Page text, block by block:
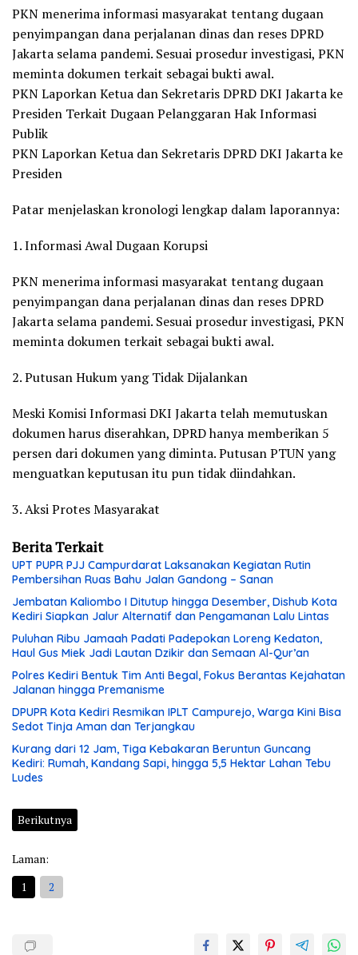
PKN menerima informasi masyarakat tentang dugaan
penyimpangan dana perjalanan dinas dan reses DPRD
Jakarta selama pandemi. Sesuai prosedur investigasi, PKN
meminta dokumen terkait sebagai bukti awal.
PKN Laporkan Ketua dan Sekretaris DPRD DKI Jakarta ke
Presiden Terkait Dugaan Pelanggaran Hak Informasi
Publik
PKN Laporkan Ketua dan Sekretaris DPRD DKI Jakarta ke
Presiden
Patar menjelaskan kronologi lengkap dalam laporannya:
1. Informasi Awal Dugaan Korupsi
PKN menerima informasi masyarakat tentang dugaan
penyimpangan dana perjalanan dinas dan reses DPRD
Jakarta selama pandemi. Sesuai prosedur investigasi, PKN
meminta dokumen terkait sebagai bukti awal.
2. Putusan Hukum yang Tidak Dijalankan
Meski Komisi Informasi DKI Jakarta telah memutuskan
dokumen harus diserahkan, DPRD hanya memberikan 5
persen dari dokumen yang diminta. Putusan PTUN yang
menguatkan keputusan itu pun tidak diindahkan.
3. Aksi Protes Masyarakat
Berita Terkait
UPT PUPR PJJ Campurdarat Laksanakan Kegiatan Rutin
Pembersihan Ruas Bahu Jalan Gandong – Sanan
Jembatan Kaliombo I Ditutup hingga Desember, Dishub Kota
Kediri Siapkan Jalur Alternatif dan Pengamanan Lalu Lintas
Puluhan Ribu Jamaah Padati Padepokan Loreng Kedaton,
Haul Gus Miek Jadi Lautan Dzikir dan Semaan Al-Qur’an
Polres Kediri Bentuk Tim Anti Begal, Fokus Berantas Kejahatan
Jalanan hingga Premanisme
DPUPR Kota Kediri Resmikan IPLT Campurejo, Warga Kini Bisa
Sedot Tinja Aman dan Terjangkau
Kurang dari 12 Jam, Tiga Kebakaran Beruntun Guncang
Kediri: Rumah, Kandang Sapi, hingga 5,5 Hektar Lahan Tebu
Ludes
Berikutnya
Laman:
1
2